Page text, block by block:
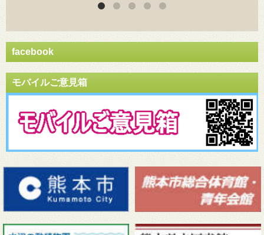
facebook
モバイルご意見箱